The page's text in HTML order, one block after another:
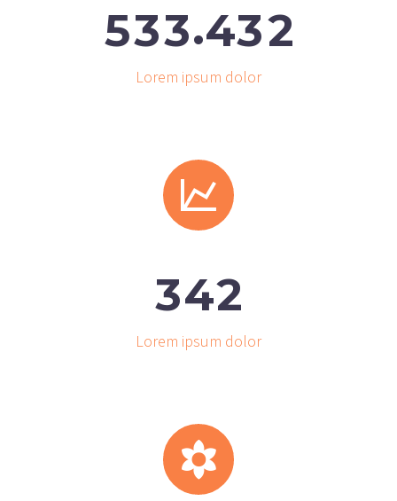
533.432
Lorem ipsum dolor


342
Lorem ipsum dolor

